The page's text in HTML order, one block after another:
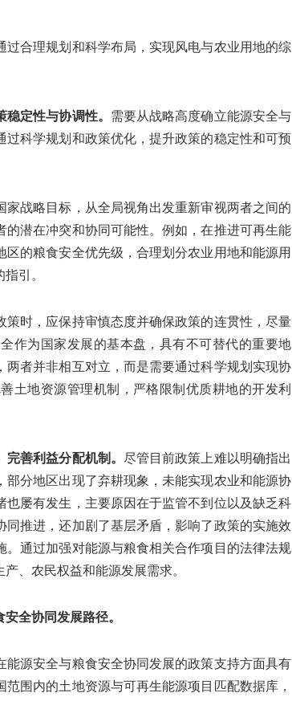
合理规划和科学布局，实现风电与农业用地的综
定性与协调性。 需要从战略高度确立能源安全与
科学规划和政策优化，提升政策的稳定性和可预
战略目标，从全局视角出发重新审视两者之间的
潜在冲突和协同可能性。例如，在推进可再生能
的粮食安全优先级，合理划分农业用地和能源用
引。
时，应保持审慎态度并确保政策的连贯性，尽量
作为国家发展的基本盘，具有不可替代的重要地
者并非相互对立，而是需要通过科学规划实现协
土地资源管理机制，严格限制优质耕地的开发利
善利益分配机制。 尽管目前政策上难以明确指出
分地区出现了弃耕现象，未能实现农业和能源协
屡有发生，主要原因在于监管不到位以及缺乏科
推进，还加剧了基层矛盾，影响了政策的实施效
通过加强对能源与粮食相关合作项目的法律法规
、农民权益和能源发展需求。
全协同发展路径。
源安全与粮食安全协同发展的政策支持方面具有
围内的土地资源与可再生能源项目匹配数据库，